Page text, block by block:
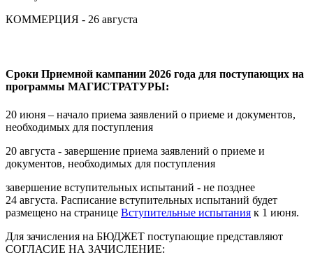
КОММЕРЦИЯ - 26 августа
Сроки Приемной кампании 2026 года для поступающих на
программы МАГИСТРАТУРЫ:
20 июня – начало приема заявлений о приеме и документов,
необходимых для поступления
20 августа - завершение приема заявлений о приеме и
документов, необходимых для поступления
завершение вступительных испытаний - не позднее
24 августа. Расписание вступительных испытаний будет
размещено на странице Вступительные испытания к 1 июня.
Для зачисления на БЮДЖЕТ поступающие представляют
СОГЛАСИЕ НА ЗАЧИСЛЕНИЕ: